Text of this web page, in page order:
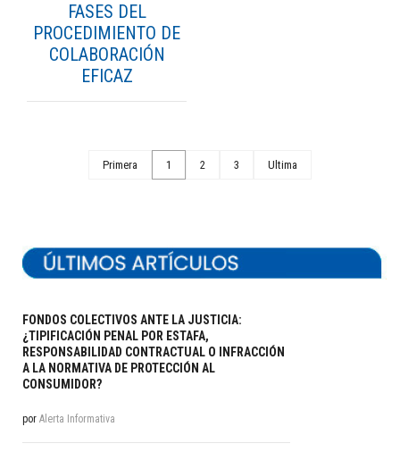
FASES DEL
PROCEDIMIENTO DE
COLABORACIÓN
EFICAZ
Primera 1 2 3 Ultima
FONDOS COLECTIVOS ANTE LA JUSTICIA:
¿TIPIFICACIÓN PENAL POR ESTAFA,
RESPONSABILIDAD CONTRACTUAL O INFRACCIÓN
A LA NORMATIVA DE PROTECCIÓN AL
CONSUMIDOR?
por Alerta Informativa